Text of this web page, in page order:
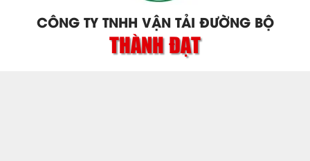
CÔNG TY TNHH VẬN TẢI ĐƯỜNG BỘ
THÀNH ĐẠT